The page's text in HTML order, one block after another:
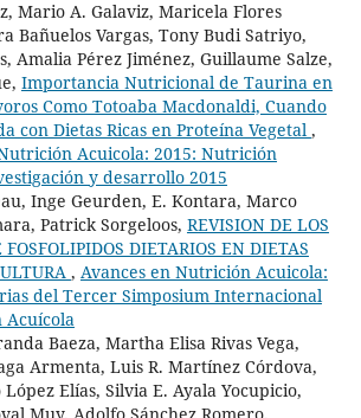
Mario A. Galaviz, Maricela Flores
Bañuelos Vargas, Tony Budi Satriyo,
Amalia Pérez Jiménez, Guillaume Salze,
Importancia Nutricional de Taurina en
Como Totoaba Macdonaldi, Cuando
con Dietas Ricas en Proteína Vegetal ,
Acuicola: 2015: Nutrición
y desarrollo 2015
Inge Geurden, E. Kontara, Marco
Patrick Sorgeloos, REVISION DE LOS
FOSFOLIPIDOS DIETARIOS EN DIETAS
, Avances en Nutrición Acuicola:
del Tercer Simposium Internacional
Baeza, Martha Elisa Rivas Vega,
Armenta, Luis R. Martínez Córdova,
López Elías, Silvia E. Ayala Yocupicio,